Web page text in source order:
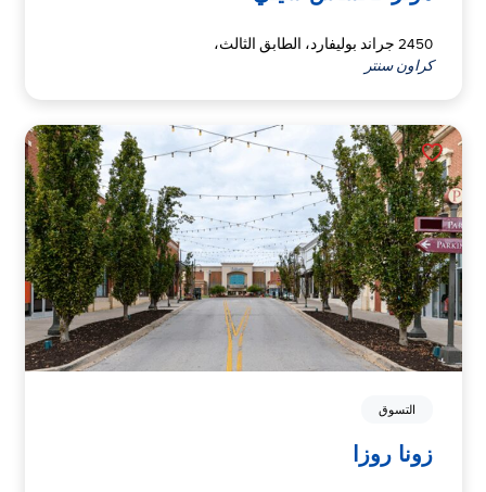
2450 جراند بوليفارد، الطابق الثالث،
كراون سنتر
التسوق
زونا روزا